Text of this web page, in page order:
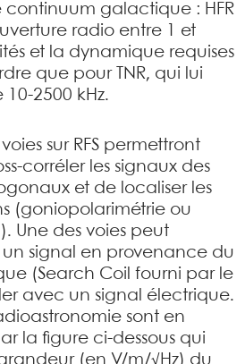
continuum galactique : HFR
radio entre 1 et
et la dynamique requises
que pour TNR, qui lui
2500 kHz.
sur RFS permettront
corréler les signaux des
et de localiser les
(goniopolarimétrie ou
Une des voies peut
signal en provenance du
(Search Coil fourni par le
avec un signal électrique.
sont en
la figure ci-dessous qui
(en V/m/√Hz) du